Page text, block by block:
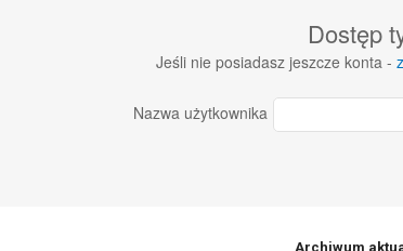
Dostęp
Jeśli nie posiadasz jeszcze konta -
Nazwa użytkownika
Archiwum